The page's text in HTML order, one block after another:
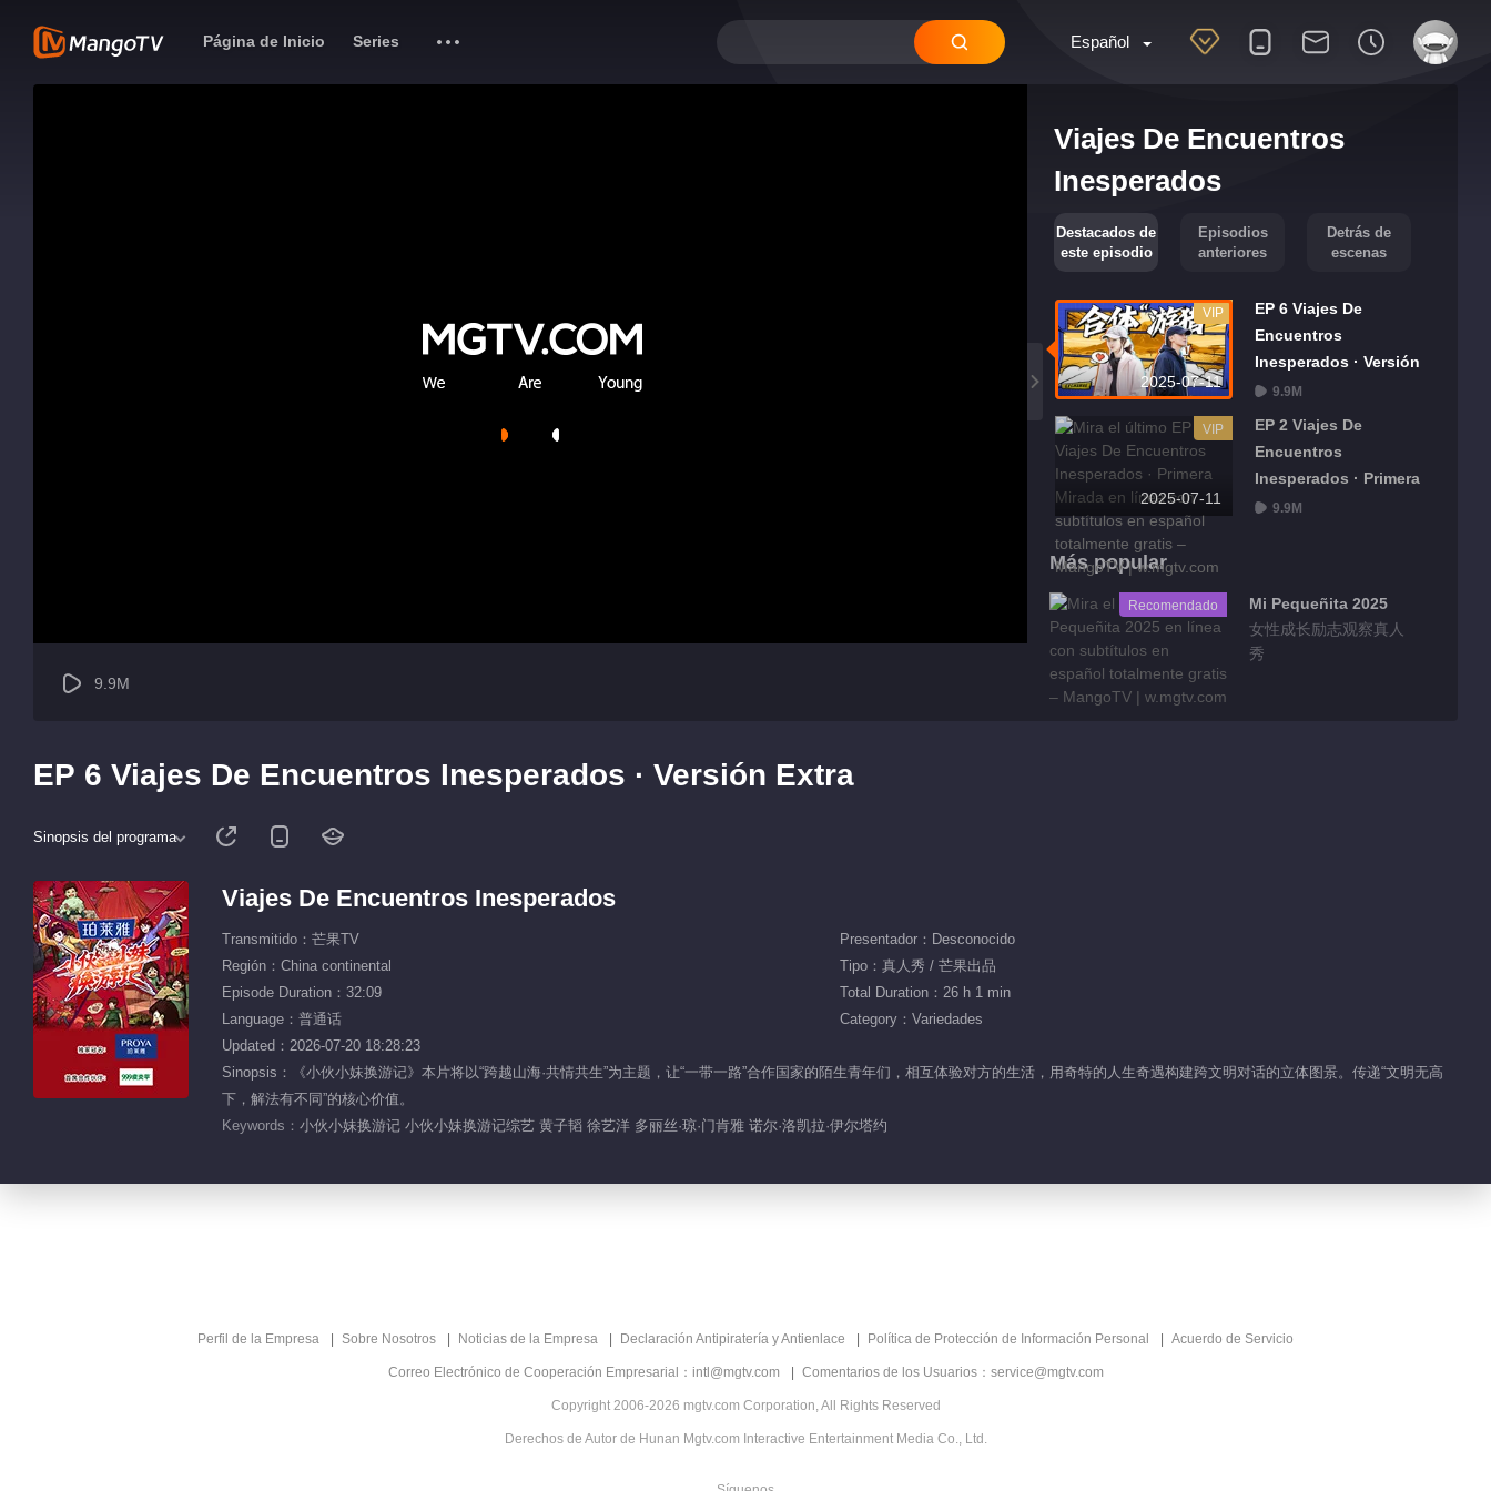
Español
Página de Inicio Series
Viajes De Encuentros
Inesperados
Destacados de
este episodio
Episodios
anteriores
Detrás de
escenas
2025-07-11
VIP
EP 6 Viajes De
Encuentros
Inesperados · Versión
Extra
9.9M
2025-07-11
VIP
EP 2 Viajes De
Encuentros
Inesperados · Primera
Mirada
9.9M
Más popular
Recomendado
Mi Pequeñita 2025
女性成长励志观察真人
秀
9.9M
EP 6 Viajes De Encuentros Inesperados · Versión Extra
Sinopsis del programa
Viajes De Encuentros Inesperados
Transmitido：芒果TV
Presentador：Desconocido
Región：China continental
Tipo：真人秀 / 芒果出品
Episode Duration：32:09
Total Duration：26 h 1 min
Language：普通话
Category：Variedades
Updated：2026-07-20 18:28:23
Sinopsis：《小伙小妹换游记》本片将以“跨越山海·共情共生”为主题，让“一带一路”合作国家的陌生青年们，相互体验对方的生活，用奇特的人生奇遇构建跨文明对话的立体图景。传递“文明无高
下，解法有不同”的核心价值。
Keywords： 小伙小妹换游记 小伙小妹换游记综艺 黄子韬 徐艺洋 多丽丝·琼·门肯雅 诺尔·洛凯拉·伊尔塔约
Perfil de la Empresa Sobre Nosotros Noticias de la Empresa Declaración Antipiratería y Antienlace Política de Protección de Información Personal Acuerdo de Servicio
Correo Electrónico de Cooperación Empresarial：intl@mgtv.com Comentarios de los Usuarios：service@mgtv.com
Copyright 2006-2026 mgtv.com Corporation, All Rights Reserved
Derechos de Autor de Hunan Mgtv.com Interactive Entertainment Media Co., Ltd.